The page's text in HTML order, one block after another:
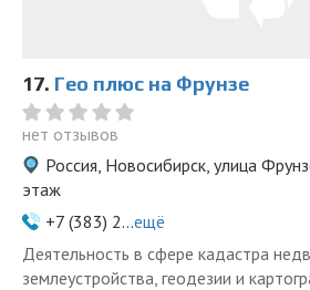
17. Гео плюс на Фрунзе
нет отзывов
Россия, Новосибирск, улица
этаж
+7 (383) 2...ещё
Деятельность в сфере кадастра
землеустройства, геодезии и